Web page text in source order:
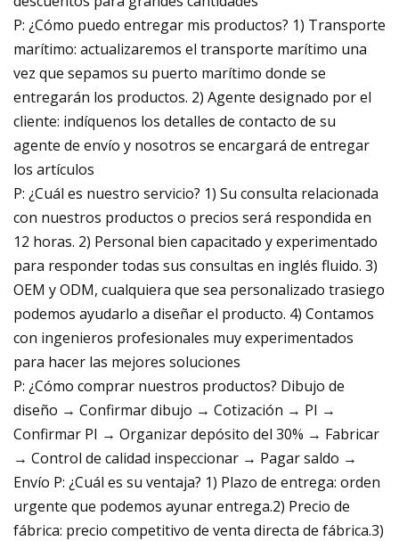
P: ¿Cómo puedo entregar mis productos? 1) Transporte
marítimo: actualizaremos el transporte marítimo una
vez que sepamos su puerto marítimo donde se
entregarán los productos. 2) Agente designado por el
cliente: indíquenos los detalles de contacto de su
agente de envío y nosotros se encargará de entregar
los artículos
P: ¿Cuál es nuestro servicio? 1) Su consulta relacionada
con nuestros productos o precios será respondida en
12 horas. 2) Personal bien capacitado y experimentado
para responder todas sus consultas en inglés fluido. 3)
OEM y ODM, cualquiera que sea personalizado trasiego
podemos ayudarlo a diseñar el producto. 4) Contamos
con ingenieros profesionales muy experimentados
para hacer las mejores soluciones
P: ¿Cómo comprar nuestros productos? Dibujo de
diseño → Confirmar dibujo → Cotización → PI →
Confirmar PI → Organizar depósito del 30% → Fabricar
→ Control de calidad inspeccionar → Pagar saldo →
Envío P: ¿Cuál es su ventaja? 1) Plazo de entrega: orden
urgente que podemos ayunar entrega.2) Precio de
fábrica: precio competitivo de venta directa de fábrica.3)